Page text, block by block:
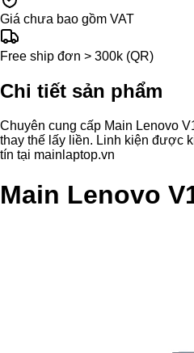
Giá chưa bao gồm VAT
Free ship đơn > 300k (QR)
Chi tiết sản phẩm
Chuyên cung cấp Main Lenovo
thay thế lấy liền. Linh kiện được
tín tại mainlaptop.vn
Main Lenovo